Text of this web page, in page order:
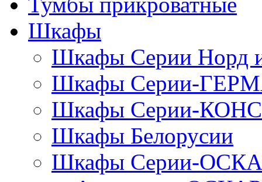
Шкафы
Шкафы Серии
Шкафы Серии-
Шкафы Серии-
Шкафы Белорусии
Шкафы Серии-